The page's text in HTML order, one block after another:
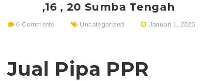
,16 , 20 Sumba Tengah
0 Comments Uncategorized Januari 1, 2026
Jual Pipa PPR